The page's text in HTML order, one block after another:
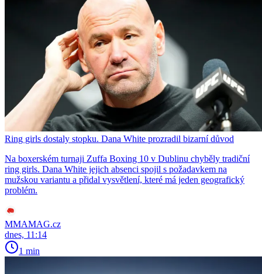
Ring girls dostaly stopku. Dana White prozradil bizarní důvod
Na boxerském turnaji Zuffa Boxing 10 v Dublinu chyběly tradiční
ring girls. Dana White jejich absenci spojil s požadavkem na
mužskou variantu a přidal vysvětlení, které má jeden geografický
problém.
MMAMAG.cz
dnes, 11:14
1 min